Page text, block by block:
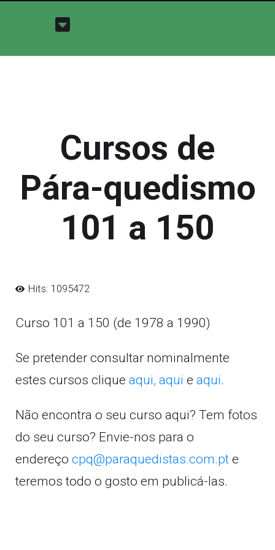
Cursos de
Pára-quedismo
101 a 150
Hits: 1095472
Curso 101 a 150 (de 1978 a 1990)
Se pretender consultar nominalmente
estes cursos clique aqui, aqui e aqui.
Não encontra o seu curso aqui? Tem fotos
do seu curso? Envie-nos para o
endereço cpq@paraquedistas.com.pt e
teremos todo o gosto em publicá-las.